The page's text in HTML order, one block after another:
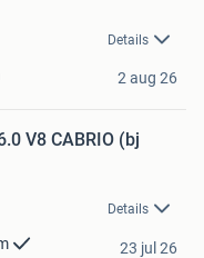
Details
2 aug 26
V8 CABRIO (bj
Details
23 jul 26